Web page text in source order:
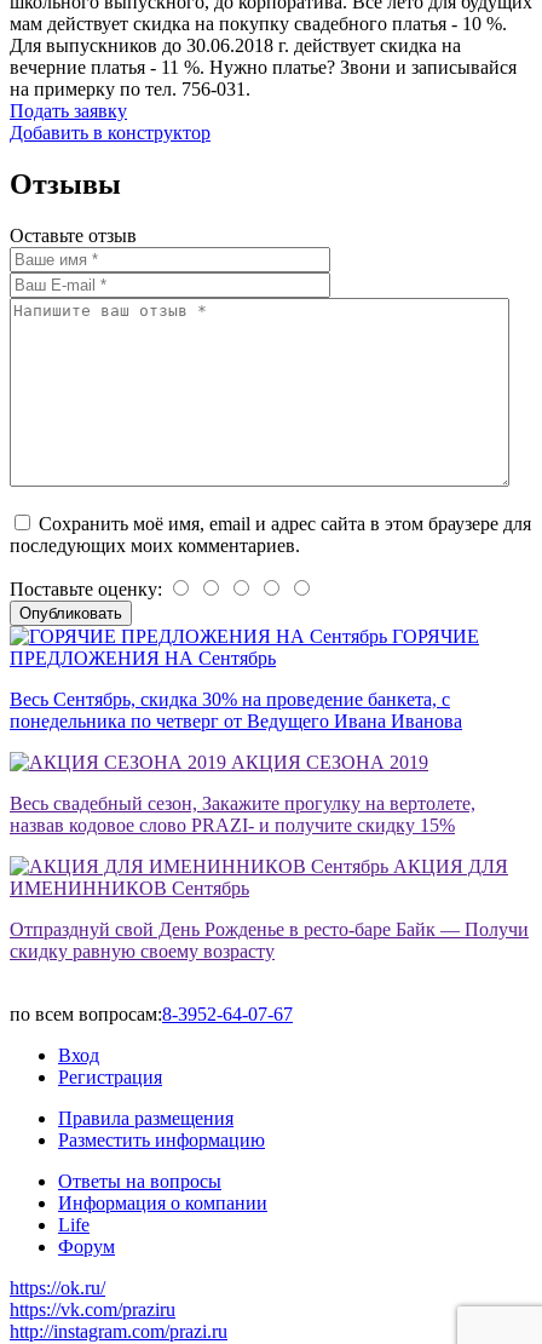
мам действует скидка на покупку свадебного платья - 10 %.
Для выпускников до 30.06.2018 г. действует скидка на
вечерние платья - 11 %. Нужно платье? Звони и записывайся
на примерку по тел. 756-031.
Подать заявку
Добавить в конструктор
Отзывы
Оставьте отзыв
Сохранить моё имя, email и адрес сайта в этом браузере для
последующих моих комментариев.
Поставьте оценку:
ГОРЯЧИЕ
ПРЕДЛОЖЕНИЯ НА Сентябрь
Весь Сентябрь, скидка 30% на проведение банкета, с
понедельника по четверг от Ведущего Ивана Иванова
АКЦИЯ СЕЗОНА 2019
Весь свадебный сезон, Закажите прогулку на вертолете,
назвав кодовое слово PRAZI- и получите скидку 15%
АКЦИЯ ДЛЯ
ИМЕНИННИКОВ Сентябрь
Отпразднуй свой День Рожденье в ресто-баре Байк — Получи
скидку равную своему возрасту
по всем вопросам:8-3952-64-07-67
Вход
Регистрация
Правила размещения
Разместить информацию
Ответы на вопросы
Информация о компании
Life
Форум
https://ok.ru/
https://vk.com/praziru
http://instagram.com/prazi.ru